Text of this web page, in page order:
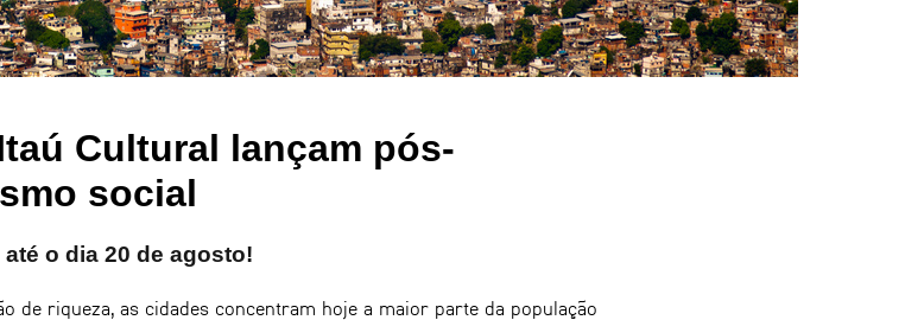
Cultural lançam pós-
social
o dia 20 de agosto!
de riqueza, as cidades concentram hoje a maior parte da população